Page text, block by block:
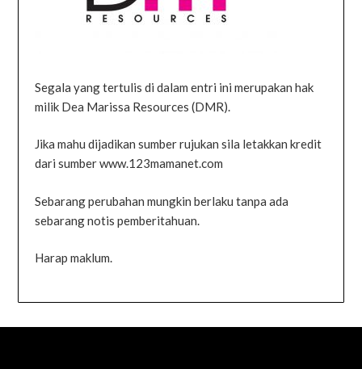
Segala yang tertulis di dalam entri ini merupakan hak
milik Dea Marissa Resources (DMR).
Jika mahu dijadikan sumber rujukan sila letakkan kredit
dari sumber www.123mamanet.com
Sebarang perubahan mungkin berlaku tanpa ada
sebarang notis pemberitahuan.
Harap maklum.